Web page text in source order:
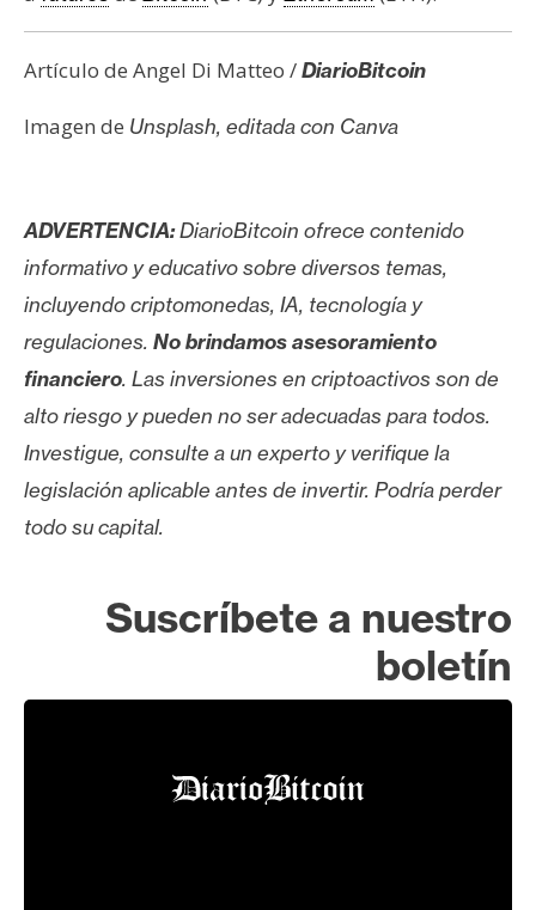
Artículo de Angel Di Matteo /DiarioBitcoin
Imagen de Unsplash, editada con Canva
ADVERTENCIA:DiarioBitcoin ofrece contenido
informativo y educativo sobre diversos temas,
incluyendo criptomonedas, IA, tecnología y
regulaciones. No brindamos asesoramiento
financiero. Las inversiones en criptoactivos son de
alto riesgo y pueden no ser adecuadas para todos.
Investigue, consulte a un experto y verifique la
legislación aplicable antes de invertir. Podría perder
todo su capital.
Suscríbete a nuestro
boletín